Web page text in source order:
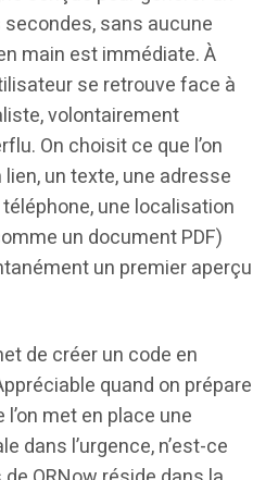
secondes, sans aucune
main est immédiate. À
se retrouve face à
volontairement
On choisit ce que l’on
un texte, une adresse
une localisation
un document PDF)
un premier aperçu
de créer un code en
quand on prépare
met en place une
dans l’urgence, n’est-ce